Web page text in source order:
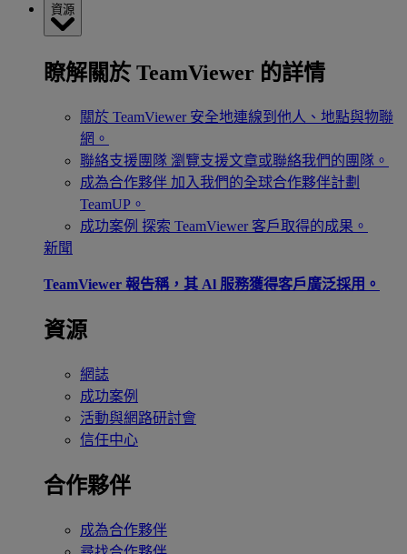
資源
瞭解關於 TeamViewer 的詳情
關於 TeamViewer 安全地連線到他人、地點與物聯
網。
聯絡支援團隊 瀏覽支援文章或聯絡我們的團隊。
成為合作夥伴 加入我們的全球合作夥伴計劃
TeamUP。
成功案例 探索 TeamViewer 客戶取得的成果。
新聞
TeamViewer 報告稱，其 Al 服務獲得客戶廣泛採用。
資源
網誌
成功案例
活動與網路研討會
信任中心
合作夥伴
成為合作夥伴